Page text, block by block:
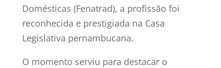
Domésticas (Fenatrad), a profissão foi
reconhecida e prestigiada na Casa
Legislativa pernambucana.
O momento serviu para destacar o